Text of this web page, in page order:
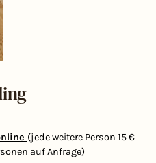
(jede weitere Person 15 €
auf Anfrage)